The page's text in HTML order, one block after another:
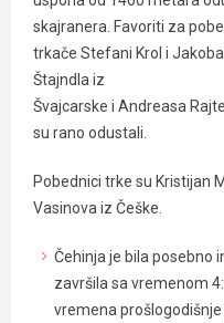
skajranera. Favoriti za
trkače Stefani Krol i
Štajndla iz
Švajcarske i Andreasa
su rano odustali.
Pobednici trke su Kristijan
Vasinova iz Češke.
Čehinja je bila posebno
završila sa vremenom
vremena